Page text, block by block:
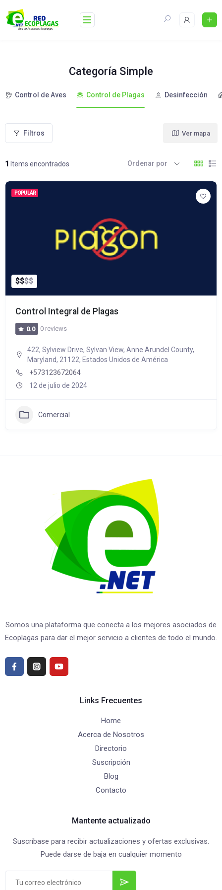
to
content
Categoría Simple
Control de Aves Control de Plagas Desinfección
Filtros
1 Items encontrados
Ver mapa
Ordenar por
POPULAR
$$$$
Control Integral de Plagas
0.0 0 reviews
422, Sylview Drive, Sylvan View, Anne Arundel County,
Maryland, 21122, Estados Unidos de América
+573123672064
12 de julio de 2024
Comercial
Somos una plataforma que conecta a los mejores asociados de
Ecoplagas para dar el mejor servicio a clientes de todo el mundo.
Links Frecuentes
Home
Acerca de Nosotros
Directorio
Suscripción
Blog
Contacto
Mantente actualizado
Suscríbase para recibir actualizaciones y ofertas exclusivas.
Puede darse de baja en cualquier momento